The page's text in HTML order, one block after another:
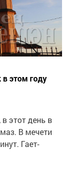
этом году
этот день в
В мечети
Гает-